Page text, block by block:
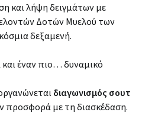
και λήψη δειγμάτων με
Δοτών Μυελού των
δεξαμενή.
έναν πιο… δυναμικό
διαγωνισμός σουτ
προσφορά με τη διασκέδαση.